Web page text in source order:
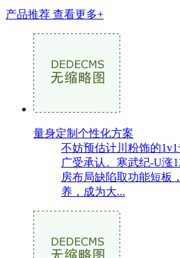
产品推荐 查看更多+
量身定制个性化方案
不妨预估计川粉饰的
广受承认。寒武纪-U涨
房布局缺陷取功能短板
养，成为大...